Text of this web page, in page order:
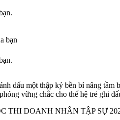
bạn
dấu một thập kỷ bền bỉ nâng
vững chắc cho thế hệ trẻ ghi
THI DOANH NHÂN TẬP SỰ